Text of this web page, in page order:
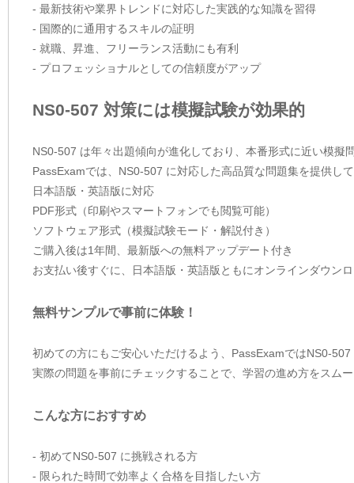
- 最新技術や業界トレンドに対応した実践的な知識を習得
- 国際的に通用するスキルの証明
- 就職、昇進、フリーランス活動にも有利
- プロフェッショナルとしての信頼度がアップ
NS0-507 対策には模擬試験が効果的
NS0-507 は年々出題傾向が進化しており、本番形式に近い模擬
PassExamでは、NS0-507 に対応した高品質な問題集を提供し
日本語版・英語版に対応
PDF形式（印刷やスマートフォンでも閲覧可能）
ソフトウェア形式（模擬試験モード・解説付き）
ご購入後は1年間、最新版への無料アップデート付き
お支払い後すぐに、日本語版・英語版ともにオンラインダウン
無料サンプルで事前に体験！
初めての方にもご安心いただけるよう、PassExamではNS0-
実際の問題を事前にチェックすることで、学習の進め方をスム
こんな方におすすめ
- 初めてNS0-507 に挑戦される方
- 限られた時間で効率よく合格を目指したい方